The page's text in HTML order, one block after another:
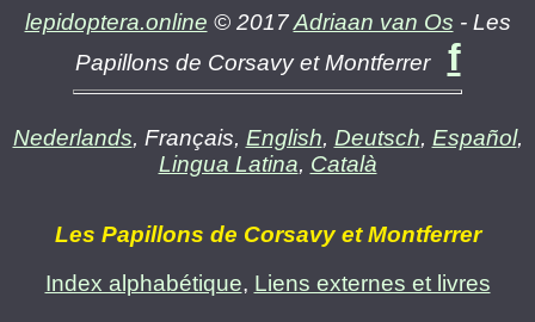
lepidoptera.online © 2017Adriaan van Os - Les
Papillons de Corsavy et Montferrer f
Nederlands, Français, English, Deutsch, Español,
Lingua Latina, Català
Les Papillons de Corsavy et Montferrer
Index alphabétique, Liens externes et livres